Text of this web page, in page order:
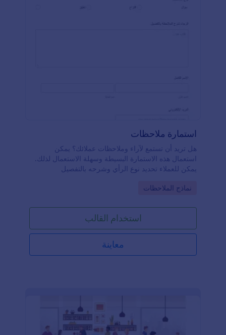
استمارة ملاحظات
هل تريد أن تستمع لآراء وملاحظات عملائك؟ يمكن
استعمال هذه الاستمارة البسيطة وسهلة الاستعمال لذلك.
يمكن للعملاء تحديد نوع الرأي وشرحه بالتفصيل
Go to Category:
نماذج الملاحظات
استخدام القالب
معاينة